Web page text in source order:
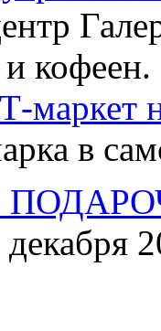
кофеен.
маркет
в